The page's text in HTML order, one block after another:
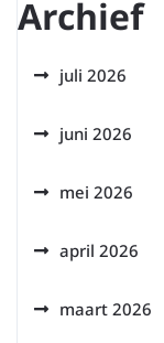
Archief
juli 2026
juni 2026
mei 2026
april 2026
maart 2026